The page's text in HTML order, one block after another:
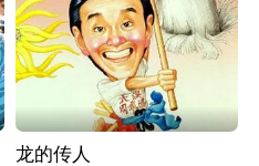
龙的传人